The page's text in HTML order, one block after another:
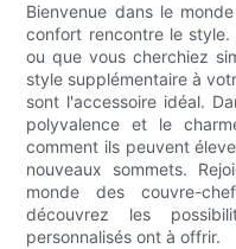
Bienvenue dans le
confort rencontre le
ou que vous cherchiez
style supplémentaire à
sont l'accessoire idéal.
polyvalence et le
comment ils peuvent
nouveaux sommets.
monde des couvre-
découvrez les
personnalisés ont à offrir.